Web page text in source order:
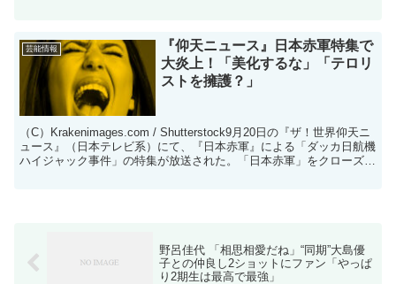
芸能情報
『仰天ニュース』日本赤軍特集で
大炎上！「美化するな」「テロリ
ストを擁護？」
（C）Krakenimages.com / Shutterstock9月20日の『ザ！世界仰天ニ
ュース』（日本テレビ系）にて、『日本赤軍』による「ダッカ日航機
ハイジャック事件」の特集が放送された。「日本赤軍」をクローズア
野呂佳代 「相思相愛だね」“同期”大島優
子との仲良し2ショットにファン「やっぱ
り2期生は最高で最強」